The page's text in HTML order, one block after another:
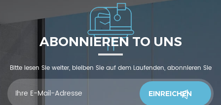
ABONNIEREN TO UNS
Bitte lesen Sie weiter, bleiben Sie auf dem Laufenden, abonnieren Sie
und wir begrüßen Sie, uns was zu sagendu denkst